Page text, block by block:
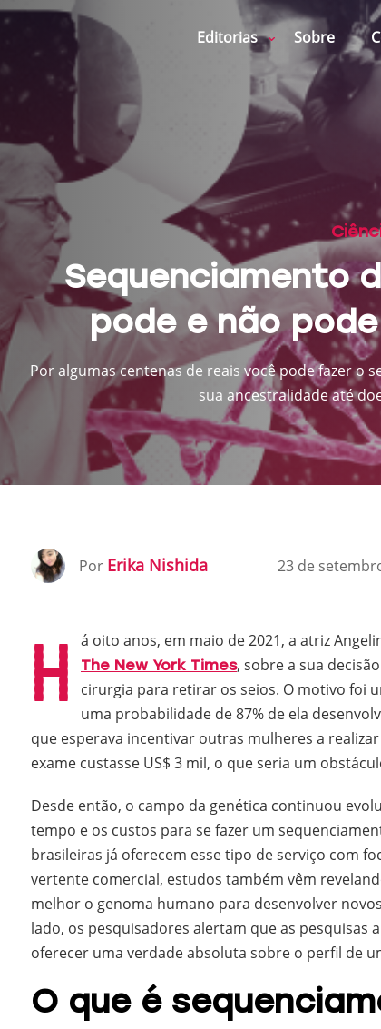
Editorias Sobre
Sequenciamento
pode e não
Por algumas centenas de reais você pode fazer o
sua ancestralidade até
Por Erika Nishida 23 de
H á oito anos, em maio de 2021, a atriz
The New York Times, sobre a sua
cirurgia para retirar os seios. O motivo foi
uma probabilidade de 87% de ela
que esperava incentivar outras mulheres a
exame custasse US$ 3 mil, o que seria um
Desde então, o campo da genética continuou
tempo e os custos para se fazer um
brasileiras já oferecem esse tipo de serviço com
vertente comercial, estudos também vêm
melhor o genoma humano para desenvolver
lado, os pesquisadores alertam que as pesquisas
oferecer uma verdade absoluta sobre o perfil de
O que é